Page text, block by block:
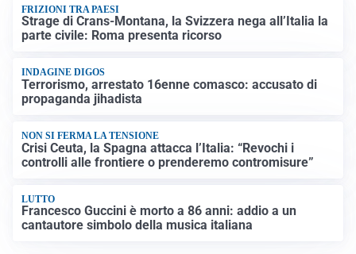
FRIZIONI TRA PAESI
Strage di Crans-Montana, la Svizzera nega all’Italia la
parte civile: Roma presenta ricorso
INDAGINE DIGOS
Terrorismo, arrestato 16enne comasco: accusato di
propaganda jihadista
NON SI FERMA LA TENSIONE
Crisi Ceuta, la Spagna attacca l’Italia: “Revochi i
controlli alle frontiere o prenderemo contromisure”
LUTTO
Francesco Guccini è morto a 86 anni: addio a un
cantautore simbolo della musica italiana